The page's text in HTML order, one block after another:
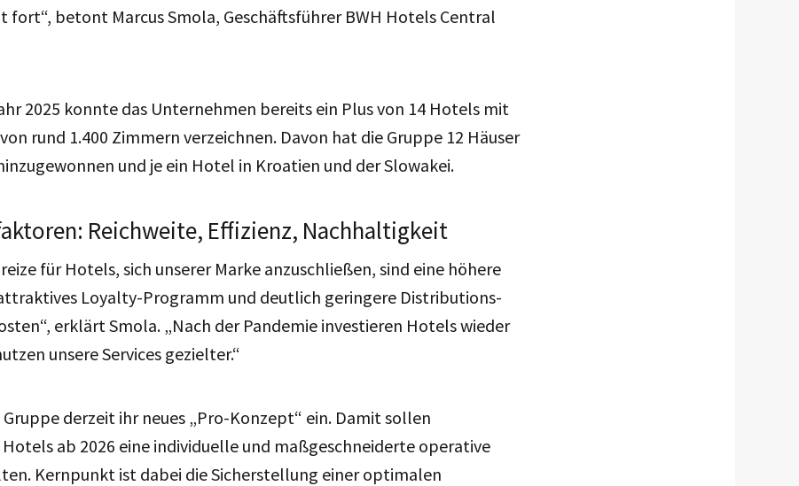
fort“, betont Marcus Smola, Geschäftsführer BWH Hotels Central
2025 konnte das Unternehmen bereits ein Plus von 14 Hotels mit
rund 1.400 Zimmern verzeichnen. Davon hat die Gruppe 12 Häuser
und je ein Hotel in Kroatien und der Slowakei.
Reichweite, Effizienz, Nachhaltigkeit
für Hotels, sich unserer Marke anzuschließen, sind eine höhere
Loyalty-Programm und deutlich geringere Distributions-
erklärt Smola. „Nach der Pandemie investieren Hotels wieder
unsere Services gezielter.“
derzeit ihr neues „Pro-Konzept“ ein. Damit sollen
ab 2026 eine individuelle und maßgeschneiderte operative
Kernpunkt ist dabei die Sicherstellung einer optimalen